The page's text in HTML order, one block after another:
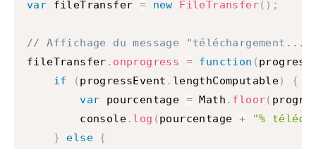
var fileTransfer = new FileTransfer( ) ;
// Affichage du message "téléchargement...
fileTransfer . onprogress = function (
if
( progressEvent . lengthComputable)
{
var pourcentage = Math . floor(
        console
. log ( pourcentage +
"%
}
else {